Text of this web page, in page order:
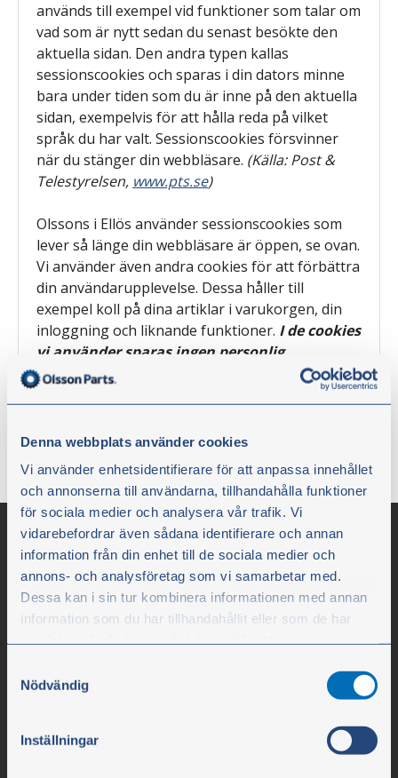
Denna webbplats använder cookies
Vi använder enhetsidentifierare för att anpassa innehållet
och annonserna till användarna, tillhandahålla funktioner
för sociala medier och analysera vår trafik. Vi
vidarebefordrar även sådana identifierare och annan
information från din enhet till de sociala medier och
annons- och analysföretag som vi samarbetar med.
Dessa kan i sin tur kombinera informationen med annan
information som du har tillhandahållit eller som de har
Du kan när som helst ändra ditt val. För att återkalla ditt
samtycke klickar du på ”Cookie-ikonen” längst ned till
Nödvändig
Inställningar
används till exempel vid funktioner som talar om
vad som är nytt sedan du senast besökte den
aktuella sidan. Den andra typen kallas
sessionscookies och sparas i din dators minne
bara under tiden som du är inne på den aktuella
sidan, exempelvis för att hålla reda på vilket
språk du har valt. Sessionscookies försvinner
när du stänger din webbläsare. (Källa: Post &
Telestyrelsen, www.pts.se)
Olssons i Ellös använder sessionscookies som
lever så länge din webbläsare är öppen, se ovan.
Vi använder även andra cookies för att förbättra
din användarupplevelse. Dessa håller till
exempel koll på dina artiklar i varukorgen, din
inloggning och liknande funktioner. I de cookies
vi använder sparas ingen personlig
information eller information relaterad till
Till startsidan
Olssons i Ellös AB